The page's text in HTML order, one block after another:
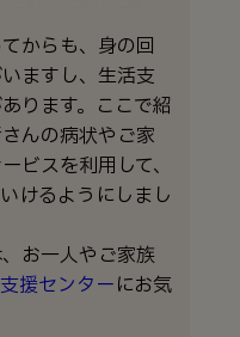
からも、身の回
ますし、生活支
ります。ここで紹
んの病状やご家
ビスを利用して、
けるようにしまし
お一人やご家族
援センターにお気